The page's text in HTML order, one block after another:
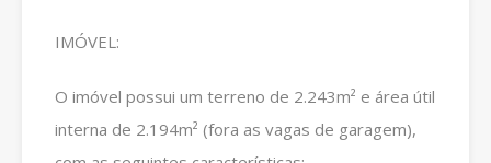
IMÓVEL:
O imóvel possui um terreno de 2.243m² e área útil
interna de 2.194m² (fora as vagas de garagem),